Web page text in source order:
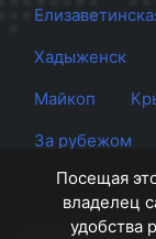
Хадыженск
Майкоп
За рубежом
Посещая
владелец
удобства